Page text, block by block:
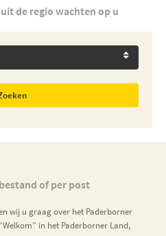
de regio wachten op u
of per post
wij u graag over het Paderborner
in het Paderborner Land,